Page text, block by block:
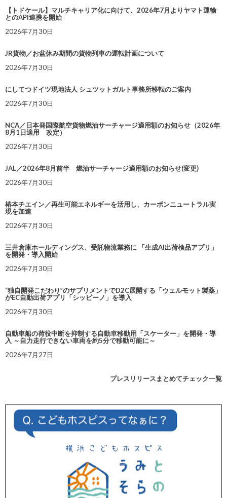
【トドケール】マルチキャリア化に向けて、2026年7月よりヤマト運輸
とのAPI連携を開始
2026年7月30日
JR貨物／お盆休み期間の貨物列車の運転計画について
2026年7月30日
にしてつドイツ現地法人 シュツットガルト事務所移転のご案内
2026年7月30日
NCA／日本発国際航空貨物燃油サーチャージ適用額のお知らせ（2026年
8月1日適用 改定）
2026年7月30日
JAL／2026年8月前半 燃油サーチャージ適用額のお知らせ(変更)
2026年7月30日
椿本チエイン／再生可能エネルギーを活用し、カーボンニュートラル実
現を加速
2026年7月30日
三井倉庫ホールディングス、受託物流業務に 「生成AI出荷検品アプリ」
を開発・導入開始
2026年7月30日
“独自開発こだわり”のサプリメントでD2C展開する「ウェルモット製薬」
がEC自動出荷アプリ「シッピーノ」を導入
2026年7月30日
自動車船の荷役中断を抑制する自動車移動用「スケーター」を開発・導
入 ～自力走行できない車両を約5分で移動可能に～
2026年7月27日
プレスリリースまとめてチェック一覧